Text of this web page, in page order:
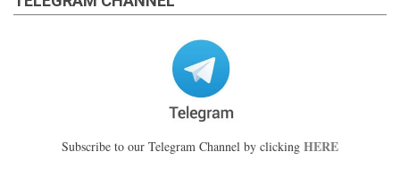
Subscribe to our Telegram Channel by clicking HERE